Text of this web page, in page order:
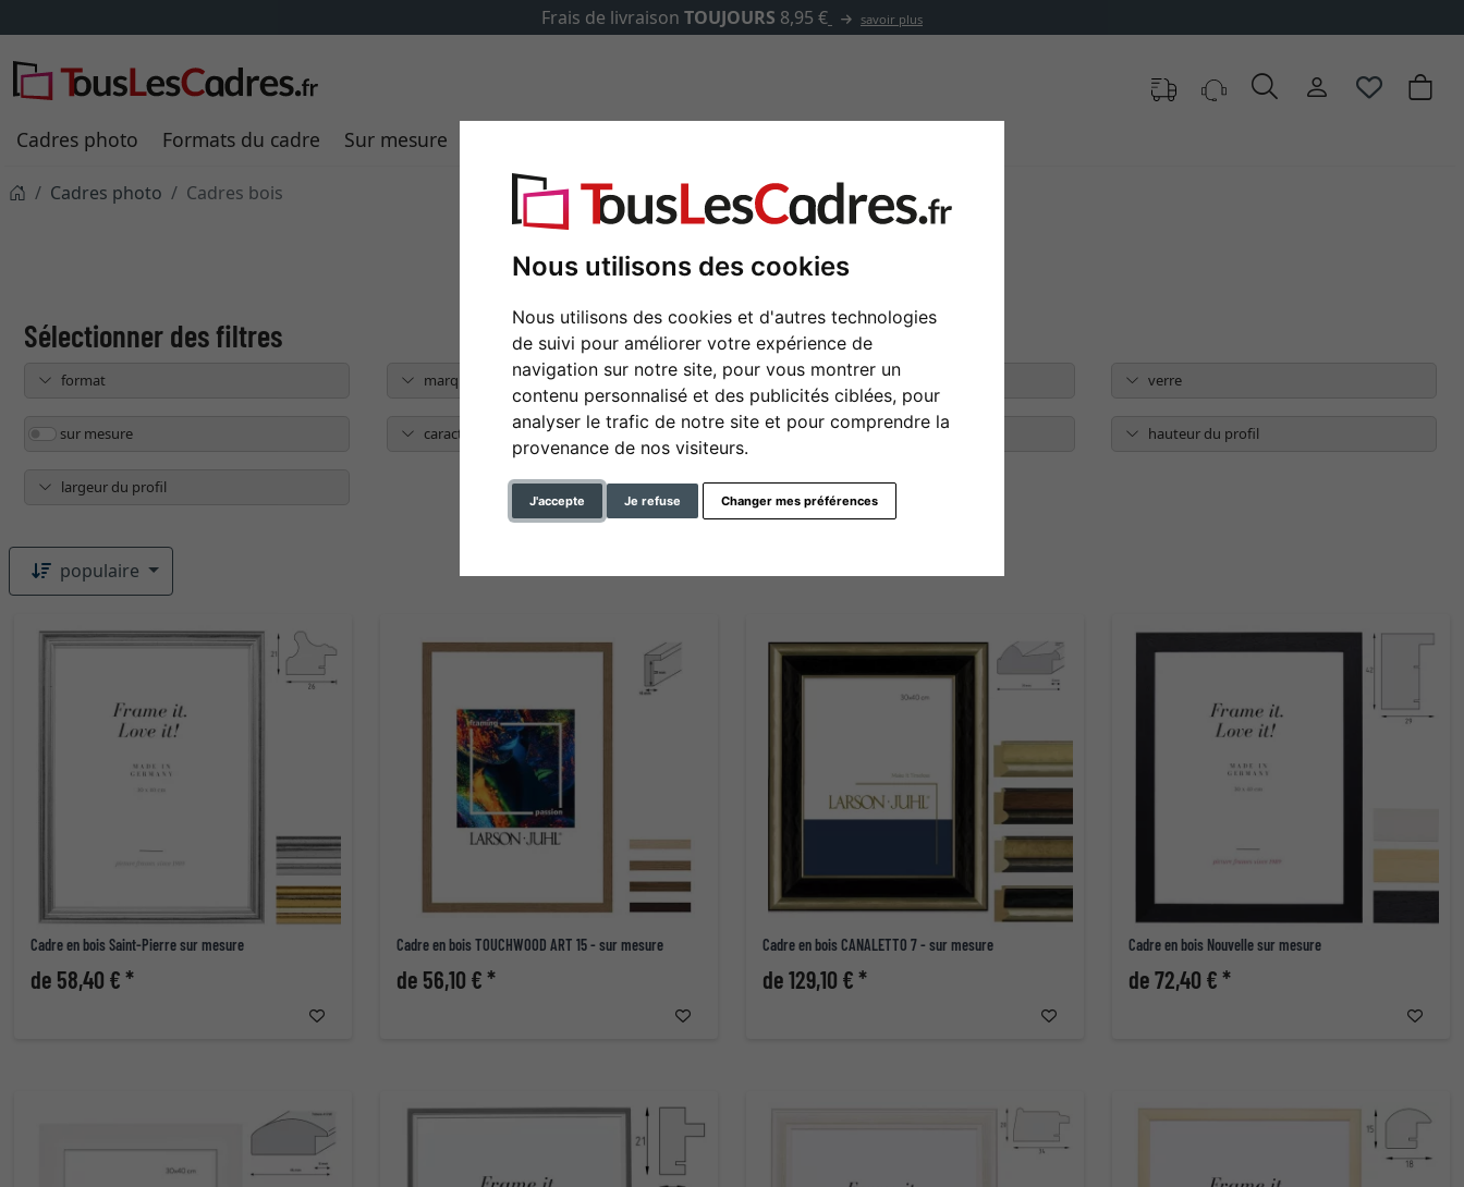
Nous utilisons des cookies
Nous utilisons des cookies et d'autres technologies
de suivi pour améliorer votre expérience de
navigation sur notre site, pour vous montrer un
contenu personnalisé et des publicités ciblées, pour
analyser le trafic de notre site et pour comprendre la
provenance de nos visiteurs.
J'accepte Je refuse Changer mes préférences
✓500 000 articles au choix
Cadres photo Formats du cadre Sur mesure
Cadres photo Cadres bois
Cadres bois
format marque couleur verre
sur mesure caractéristique matériau hauteur du profil
largeur du profil
populaire
Cadre en bois Saint-Pierre sur mesure
de 58,40 € *
Cadre en bois TOUCHWOOD ART 15 - sur mesure
de 56,10 € *
Cadre en bois CANALETTO 7 - sur mesure
de 129,10 € *
Cadre en bois Nouvelle sur mesure
de 72,40 € *